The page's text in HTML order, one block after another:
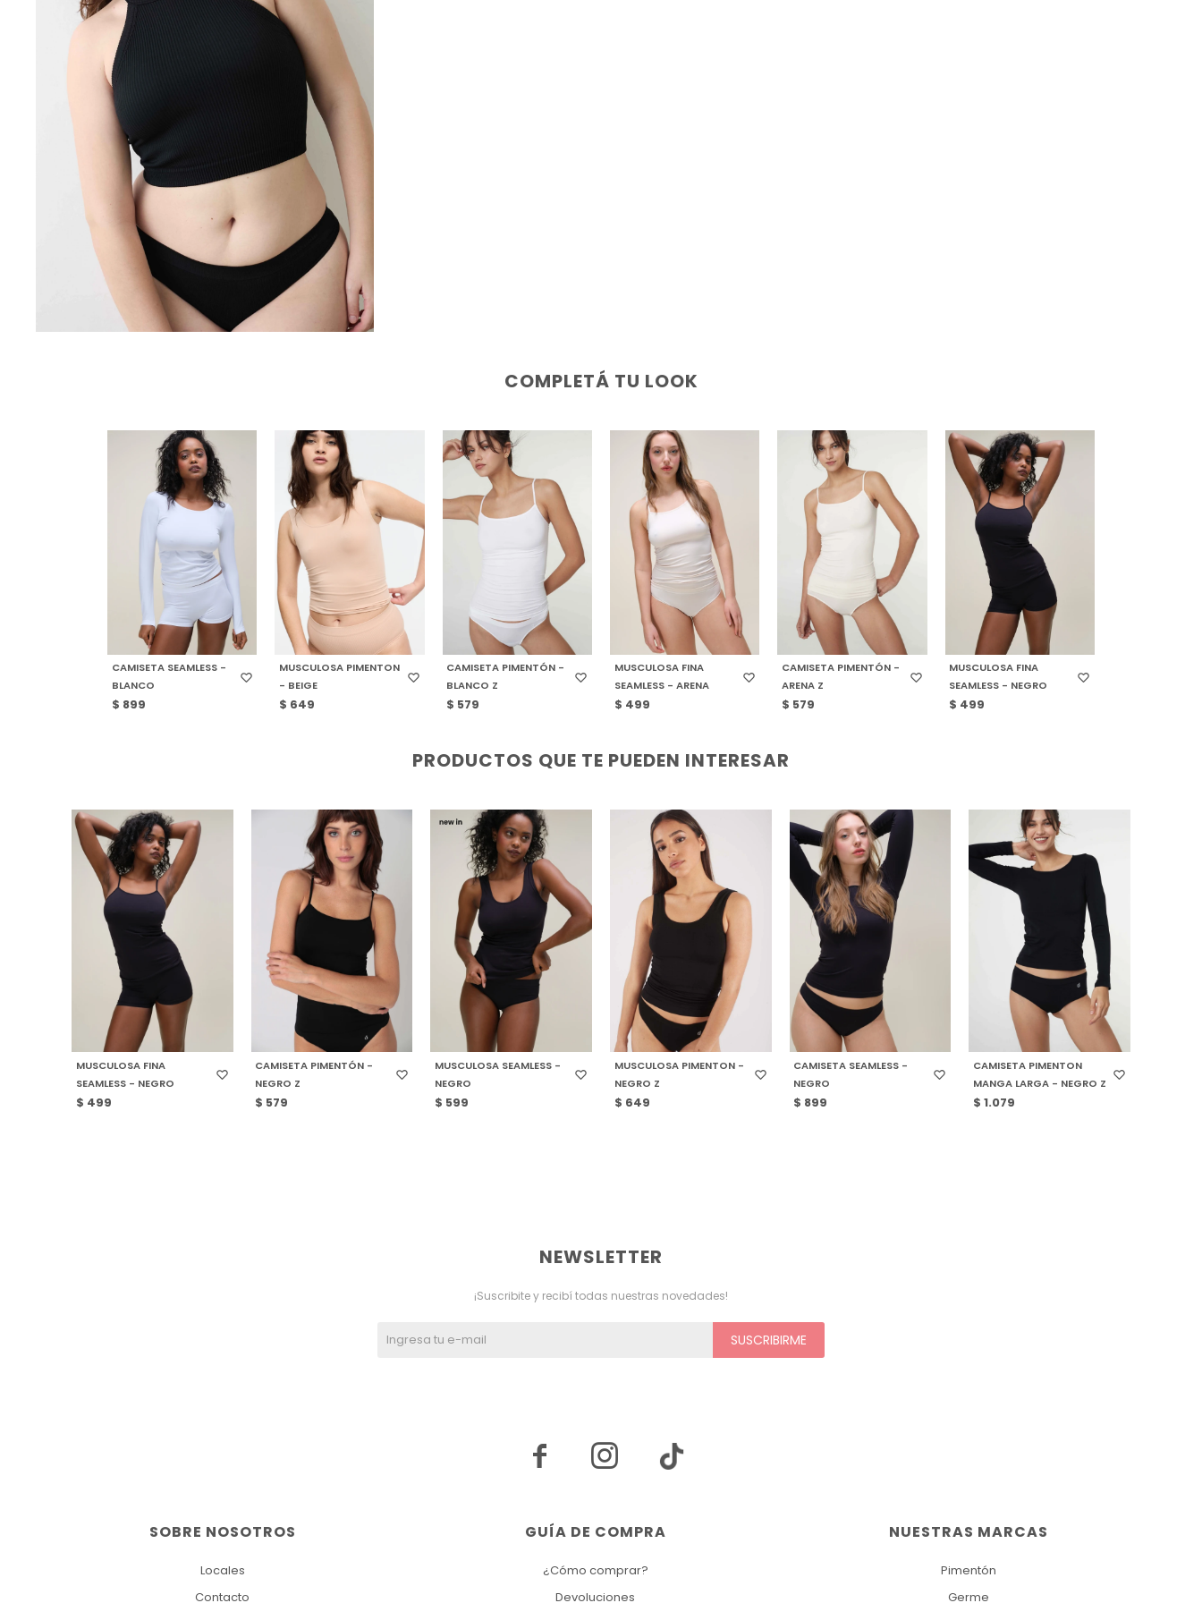
COMPLETÁ TU LOOK
SELECCIONAR TALLE
CAMISETA SEAMLESS -
BLANCO
$ 899
SELECCIONAR TALLE
MUSCULOSA PIMENTON
- BEIGE
$ 649
SELECCIONAR TALLE
CAMISETA PIMENTÓN -
BLANCO Z
$ 579
SELECCIONAR TALLE
MUSCULOSA FINA
SEAMLESS - ARENA
$ 499
SELECCIONAR TALLE
CAMISETA PIMENTÓN -
ARENA Z
$ 579
SELECCIONAR TALLE
MUSCULOSA FINA
SEAMLESS - NEGRO
$ 499
PRODUCTOS QUE TE PUEDEN INTERESAR
SELECCIONAR TALLE
MUSCULOSA FINA
SEAMLESS - NEGRO
$ 499
SELECCIONAR TALLE
CAMISETA PIMENTÓN -
NEGRO Z
$ 579
SELECCIONAR TALLE
MUSCULOSA SEAMLESS -
NEGRO
$ 599
SELECCIONAR TALLE
MUSCULOSA PIMENTON -
NEGRO Z
$ 649
SELECCIONAR TALLE
CAMISETA SEAMLESS -
NEGRO
$ 899
SELECCIONAR TALLE
CAMISETA PIMENTON
MANGA LARGA - NEGRO Z
$ 1.079
NUESTRAS MARCAS
Pimentón
Germe
GUÍA DE COMPRA
¿Cómo comprar?
Devoluciones
SOBRE NOSOTROS
Locales
Contacto
NEWSLETTER
¡Suscribite y recibí todas nuestras novedades!
SUSCRIBIRME
 